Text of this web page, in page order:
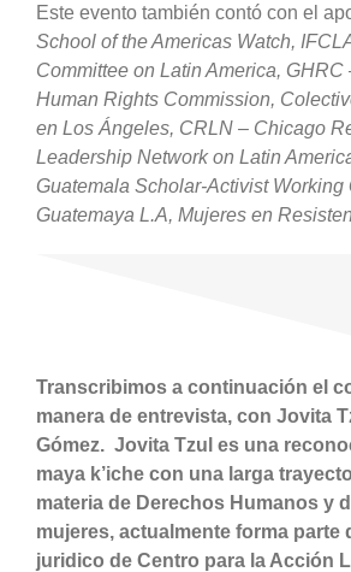
Este evento también contó con el
School of the Americas Watch,
Committee on Latin America, GHRC
Human Rights Commission,
en Los Ángeles, CRLN – Chicago
Leadership Network on Latin
Guatemala Scholar-Activist Working
Guatemaya L.A, Mujeres en
Transcribimos a continuación el
manera de entrevista, con Jovita
Gómez. Jovita Tzul es una
maya k’iche con una larga
materia de Derechos Humanos y
mujeres, actualmente forma parte
juridico de Centro para la Acción